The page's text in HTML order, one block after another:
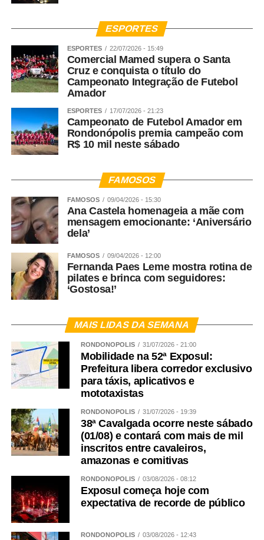
ESPORTES
ESPORTES 22/07/2026 - 15:49
Comercial Mamed supera o Santa
Cruz e conquista o título do
Campeonato Integração de Futebol
Amador
ESPORTES 17/07/2026 - 21:23
Campeonato de Futebol Amador em
Rondonópolis premia campeão com
R$ 10 mil neste sábado
FAMOSOS
FAMOSOS 09/04/2026 - 15:30
Ana Castela homenageia a mãe com
mensagem emocionante: ‘Aniversário
dela’
FAMOSOS 09/04/2026 - 12:00
Fernanda Paes Leme mostra rotina de
pilates e brinca com seguidores:
‘Gostosa!’
MAIS LIDAS DA SEMANA
RONDONÓPOLIS 31/07/2026 - 21:00
Mobilidade na 52ª Exposul:
Prefeitura libera corredor exclusivo
para táxis, aplicativos e
mototaxistas
RONDONÓPOLIS 31/07/2026 - 19:39
38ª Cavalgada ocorre neste sábado
(01/08) e contará com mais de mil
inscritos entre cavaleiros,
amazonas e comitivas
RONDONÓPOLIS 03/08/2026 - 08:12
Exposul começa hoje com
expectativa de recorde de público
RONDONÓPOLIS 03/08/2026 - 12:43